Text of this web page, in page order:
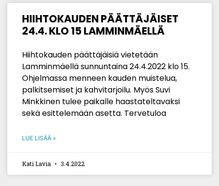
HIIHTOKAUDEN PÄÄTTÄJÄISET
24.4. KLO 15 LAMMINMÄELLÄ
Hiihtokauden päättäjäisiä vietetään
Lamminmäellä sunnuntaina 24.4.2022 klo 15.
Ohjelmassa menneen kauden muistelua,
palkitsemiset ja kahvitarjoilu. Myös Suvi
Minkkinen tulee paikalle haastateltavaksi
sekä esittelemään asetta. Tervetuloa
LUE LISÄÄ »
Kati Lavia 3.4.2022